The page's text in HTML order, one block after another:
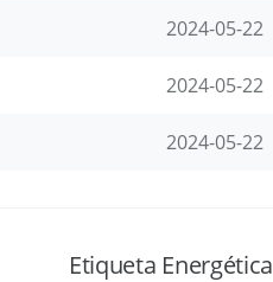
2024-05-22
2024-05-22
2024-05-22
Etiqueta Energética